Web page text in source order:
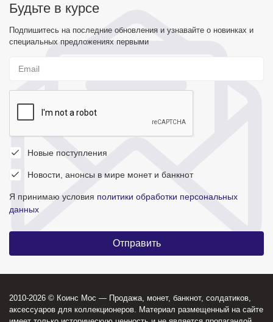
Будьте в курсе
Подпишитесь на последние обновления и узнавайте о новинках и
специальных предложениях первыми
Новые поступления
Новости, анонсы в мире монет и банкнот
Я принимаю условия политики обработки персональных
данных
2010-2026 © Коинс Мос — Продажа, монет, банкнот, солдатиков,
аксессуаров для коллекционеров. Материал размещенный на сайте